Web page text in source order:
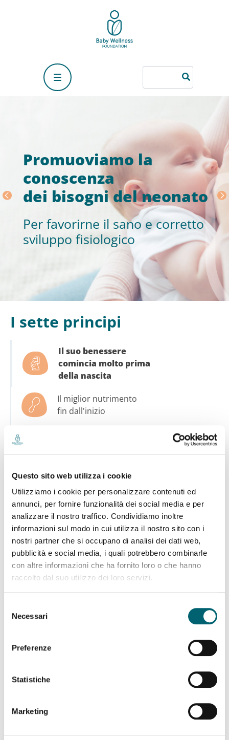
Questo sito web utilizza i cookie
Utilizziamo i cookie per personalizzare contenuti ed
annunci, per fornire funzionalità dei social media e per
analizzare il nostro traffico. Condividiamo inoltre
informazioni sul modo in cui utilizza il nostro sito con i
nostri partner che si occupano di analisi dei dati web,
pubblicità e social media, i quali potrebbero combinarle
con altre informazioni che ha fornito loro o che hanno
raccolto dal suo utilizzo dei loro servizi.
delNecessari
Preferenze
Statistiche
Marketing
Promuoviamo la
conoscenza
dei bisogni del neonato
Per favorirne il sano e corretto
sviluppo fisiologico
I sette principi
Il suo benessere
comincia molto prima
della nascita
Il miglior nutrimento
fin dall'inizio
La salute, il bene
più prezioso
Cura e attenzioni
amorevoli
Lo sviluppo armonico
del bambino
Scegliere e utilizzare